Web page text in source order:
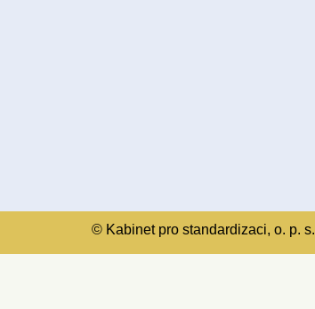
© Kabinet pro standardizaci, o. p. s.